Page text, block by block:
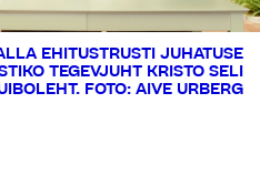
EHITUSTRUSTI JUHATUSE
TEGEVJUHT KRISTO SELI
FOTO: AIVE URBERG